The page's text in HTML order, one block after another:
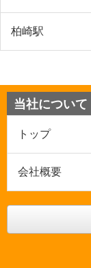
柏崎駅
当社について
トップ
会社概要